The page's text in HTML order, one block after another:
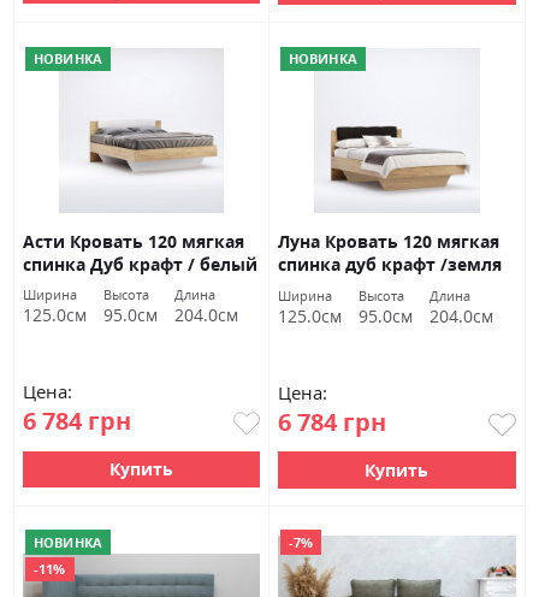
НОВИНКА
Асти Кровать 120 мягкая
спинка Дуб крафт / белый
глянец Миромарк
Ширина
125.0см
Высота
95.0см
Длина
204.0см
Цена:
6 784 грн
Купить
НОВИНКА
Луна Кровать 120 мягкая
спинка дуб крафт /земля
Миромарк
Ширина
125.0см
Высота
95.0см
Длина
204.0см
Цена:
6 784 грн
Купить
НОВИНКА
-11%
-7%